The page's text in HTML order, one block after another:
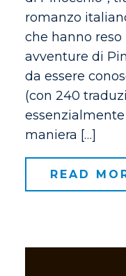
romanzo
che hanno reso
avventure di
da essere
(con 240
maniera […]
READ